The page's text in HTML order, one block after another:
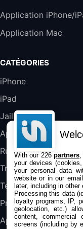
Harman
289,47€
Blanc
357,4€
Jeu FIFA
45,98€
Application iPhone/
Application Mac
CATÉGORIES
iPhone
iPad
Jailbreak
Applications
Rumeurs
Trucs & astuces
Tests
Promos
Apple
With our 226partners
your devices
your personal data
website or in our
later, including in other
Processing this data
loyalty programs, IP,
geolocation, etc.)
content,
screens (including by